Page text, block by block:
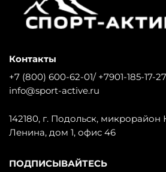
Контакты
+7 (800) 600-62-01/ +7901-185-17-27
info@sport-active.ru
142180, г. Подольск, микрорайон
Ленина, дом 1, офис 46
ПОДПИСЫВАЙТЕСЬ